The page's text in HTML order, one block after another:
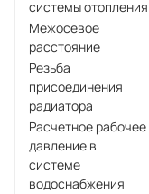
системы отопления
Межосевое
расстояние
Резьба
присоединения
радиатора
Расчетное рабочее
давление в
системе
водоснабжения